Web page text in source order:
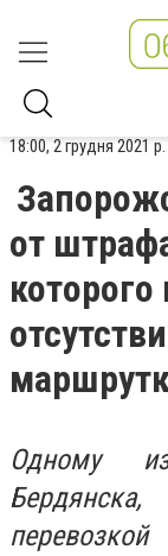
18:00, 2 грудня 2021 р.
от
Одному